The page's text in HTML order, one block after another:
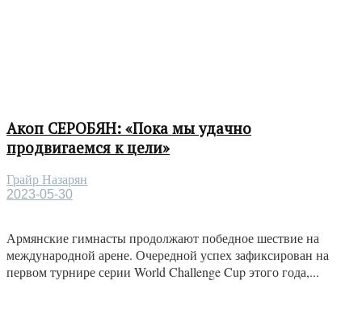
Акоп СЕРОБЯН: «Пока мы удачно
продвигаемся к цели»
Грайр Назарян
2023-05-30
Армянские гимнасты продолжают победное шествие на
международной арене. Очередной успех зафиксирован на
первом турнире серии World Challenge Cup этого года,...